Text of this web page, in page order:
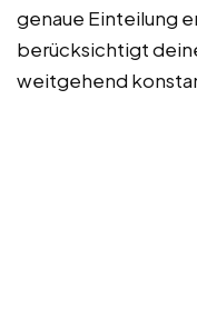
genaue Einteilung
berücksichtigt
weitgehend